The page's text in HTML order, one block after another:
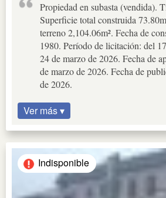
Propiedad en subasta (vendida).
Superficie total construida
terreno 2,104.06m². Fecha de
1980. Período de licitación: del
24 de marzo de 2026. Fecha de
de marzo de 2026. Fecha de
de 2026.
Ver más ▾
Indisponible